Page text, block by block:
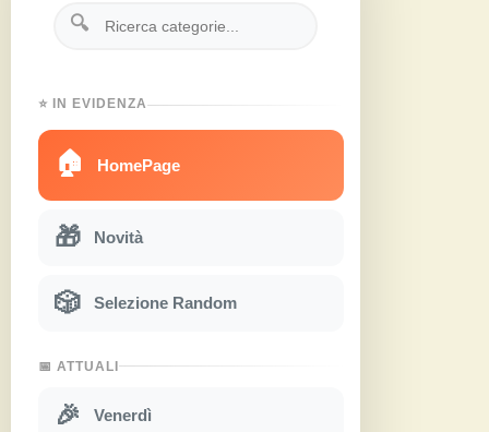
🔍
⭐ IN EVIDENZA
🏠 HomePage
🎁 Novità
🎲 Selezione Random
📅 ATTUALI
🎉 Venerdì